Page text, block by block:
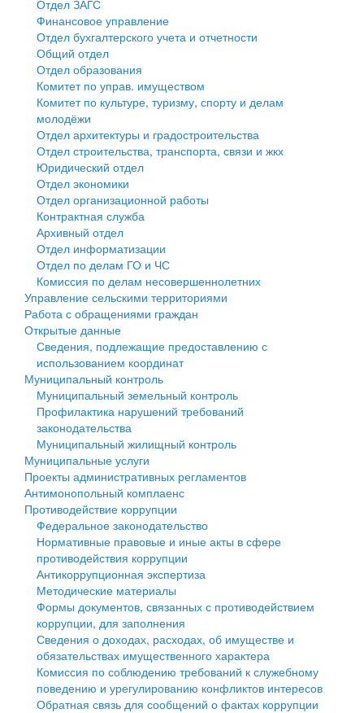
Государственные услуги
Промышленность и АПК
Экономика и бизнес
Символика
Устав
Гостям округа
Туризм
Культура
Образование
Здравоохранение
Социальная защита
Фотоальбом
муниципального округа Тверской области
Администрация Кашинского муниципального округа
Тверской области
Управление сельскими территориями
Открытые данные
Работа с обращениями граждан
Муниципальный контроль
Муниципальные услуги
Проекты административных регламентов
Антимонопольный комплаенс
Противодействие коррупции
Финансовое управление
Бюджет для граждан
Имущество
Выявление правообладателей ранее учтенных
объектов недвижимости
Имущественная поддержка субъектов малого и
среднего предпринимательства
Информационная поддержка субъектов малого и
среднего предпринимательства
Муниципальные программы
Контрольно-счетная палата
Персональные данные
Оценка регулирующего воздействия
Деятельность МУ
Нормативы градостроительного проектирования
Правила землепользования и застройки
Генеральные планы
Проекты планировки территории
Собрание депутатов
Городское поселение
Сельские поселения
Отдел ЗАГС
Финансовое управление
Отдел бухгалтерского учета и отчетности
Общий отдел
Отдел образования
Комитет по управ. имуществом
Комитет по культуре, туризму, спорту и делам
молодёжи
Отдел архитектуры и градостроительства
Отдел строительства, транспорта, связи и жкх
Юридический отдел
Отдел экономики
Отдел организационной работы
Контрактная служба
Архивный отдел
Отдел информатизации
Отдел по делам ГО и ЧС
Комиссия по делам несовершеннолетних
Управление сельскими территориями
Работа с обращениями граждан
Открытые данные
Сведения, подлежащие предоставлению с
использованием координат
Муниципальный контроль
Муниципальный земельный контроль
Профилактика нарушений требований
законодательства
Муниципальный жилищный контроль
Муниципальные услуги
Проекты административных регламентов
Антимонопольный комплаенс
Противодействие коррупции
Федеральное законодательство
Нормативные правовые и иные акты в сфере
противодействия коррупции
Антикоррупционная экспертиза
Методические материалы
Формы документов, связанных с противодействием
коррупции, для заполнения
Сведения о доходах, расходах, об имуществе и
обязательствах имущественного характера
Комиссия по соблюдению требований к служебному
поведению и урегулированию конфликтов интересов
Обратная связь для сообщений о фактах коррупции